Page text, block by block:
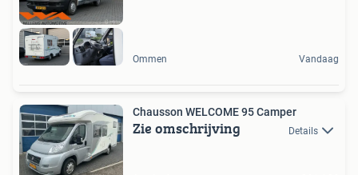
Ommen Vandaag
Chausson WELCOME 95 Camper
Zie omschrijving Details